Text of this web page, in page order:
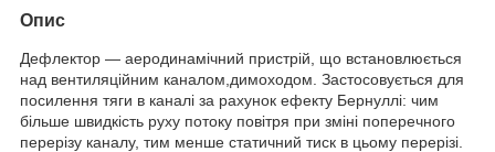
Опис
Дефлектор — аеродинамічний пристрій, що встановлюється
над вентиляційним каналом,димоходом. Застосовується для
посилення тяги в каналі за рахунок ефекту Бернуллі: чим
більше швидкість руху потоку повітря при зміні поперечного
перерізу каналу, тим менше статичний тиск в цьому перерізі.